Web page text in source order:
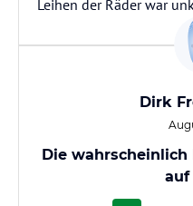
Leihen der Räder war
Dirk
Die
auf